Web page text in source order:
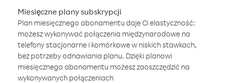
Miesięczne plany subskrypcji
Plan miesięcznego abonamentu daje Ci elastyczność:
możesz wykonywać połączenia międzynarodowe na
telefony stacjonarne i komórkowe w niskich stawkach,
bez potrzeby odnawiania planu. Dzięki planowi
miesięcznego abonamentu możesz zaoszczędzić na
wykonywanych połączeniach